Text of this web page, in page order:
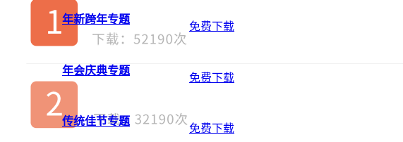
年新跨年专题
年会庆典专题
传统佳节专题
免费下载
免费下载
免费下载